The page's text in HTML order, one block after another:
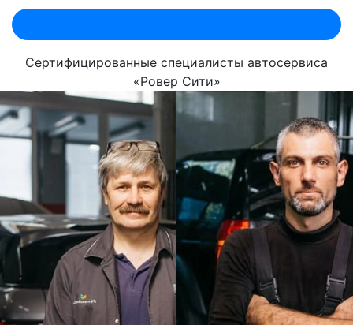
Сертифицированные специалисты автосервиса
«Ровер Сити»